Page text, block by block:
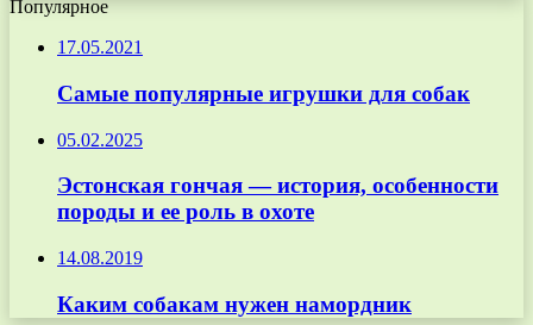
Популярное
17.05.2021
Самые популярные игрушки для собак
05.02.2025
Эстонская гончая — история, особенности
породы и ее роль в охоте
14.08.2019
Каким собакам нужен намордник